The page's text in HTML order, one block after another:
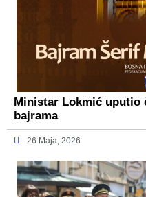
Ministar Lokmić uputio
bajrama
26 Maja, 2026